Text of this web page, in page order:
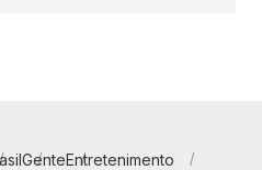
GenteEntretenimento